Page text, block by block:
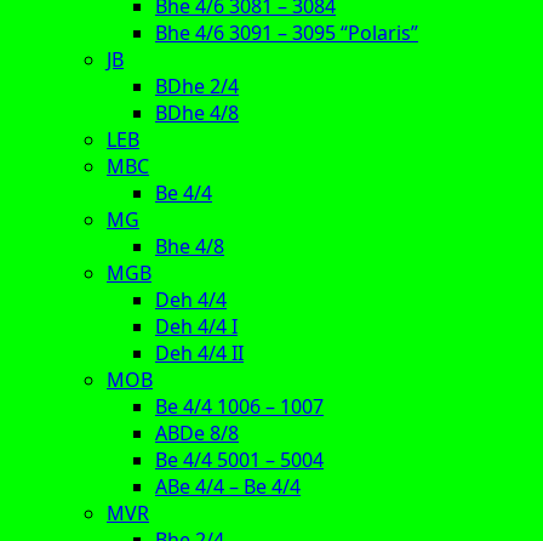
Bhe 4/6 3081 – 3084
Bhe 4/6 3091 – 3095 “Polaris”
JB
BDhe 2/4
BDhe 4/8
LEB
MBC
Be 4/4
MG
Bhe 4/8
MGB
Deh 4/4
Deh 4/4 I
Deh 4/4 II
MOB
Be 4/4 1006 – 1007
ABDe 8/8
Be 4/4 5001 – 5004
ABe 4/4 – Be 4/4
MVR